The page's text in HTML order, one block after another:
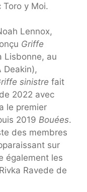
y Moi.
Lennox,
Griffe
Lisbonne, au
Deakin),
sinistre fait
2022 avec
le premier
2019 Bouées.
des membres
sur
également les
Ravede de